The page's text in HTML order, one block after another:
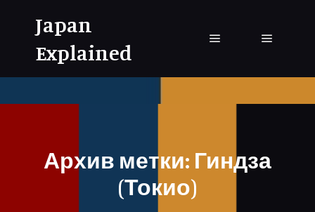
Japan
Explained
Архив метки: Гиндза
(Токио)